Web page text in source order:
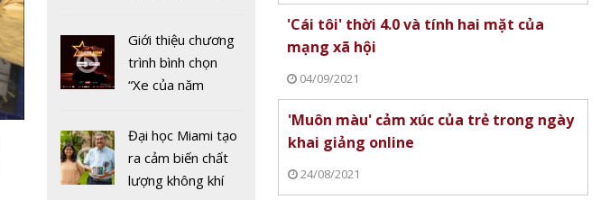
Xuất hiện cá nhân
có thu nhập 140 tỉ
năm 2022
Giới thiệu chương
trình bình chọn
“Xe của năm
Đại học Miami tạo
ra cảm biến chất
lượng không khí
'Cái tôi' thời 4.0 và tính hai mặt của
mạng xã hội
04/09/2021
'Muôn màu' cảm xúc của trẻ trong ngày
khai giảng online
24/08/2021